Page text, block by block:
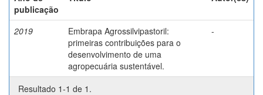
publicação
2019
Embrapa Agrossilvipastoril:
primeiras contribuições para o
desenvolvimento de uma
agropecuária sustentável.
-
Resultado 1-1 de 1.